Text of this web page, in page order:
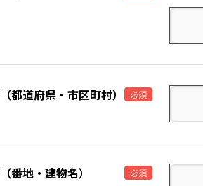
都道府県・市区町村） 必須
番地・建物名） 必須